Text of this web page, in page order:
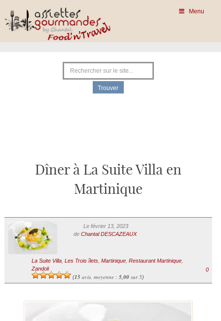
Menu
Dîner à La Suite Villa en
Martinique
Le février 13, 2023
de Chantal DESCAZEAUX
La Suite Villa, Les Trois îlets, Martinique, Restaurant Martinique,
Zandoli
(15avis, moyenne : 5,00sur 5)
0